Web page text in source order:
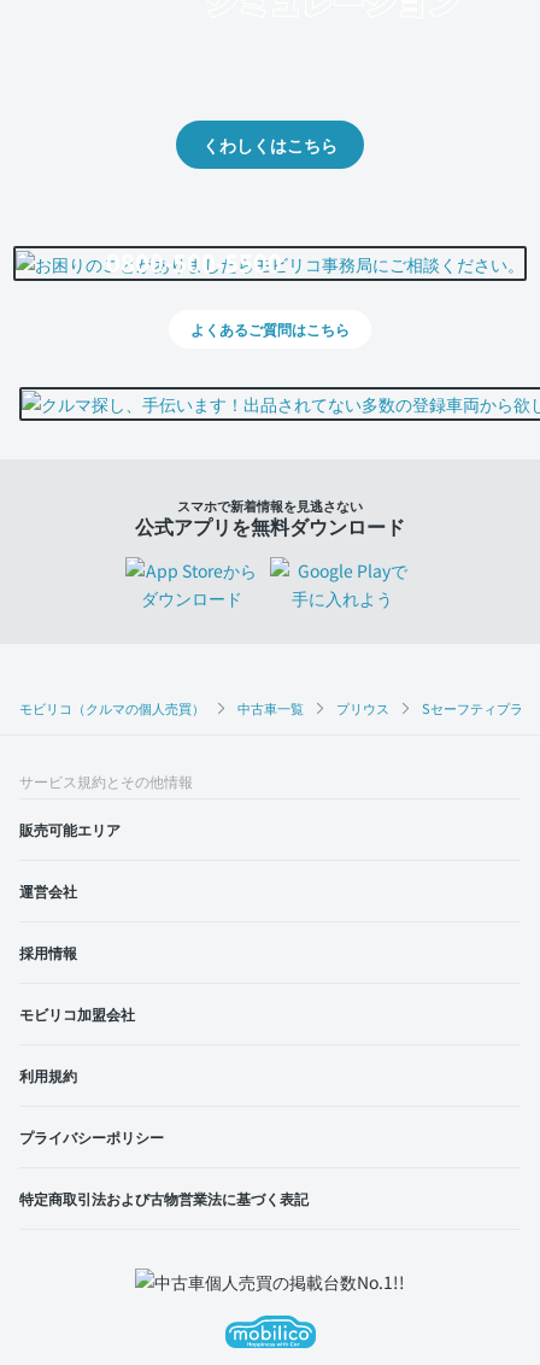
モビリコ（クルマの個人売買） 中古車一覧 プリウス Sセーフティプラス
くわしくはこちら
0800-500-5500
よくあるご質問はこちら
スマホで新着情報を見逃さない
公式アプリを無料ダウンロード
サービス規約とその他情報
販売可能エリア
運営会社
採用情報
モビリコ加盟会社
利用規約
プライバシーポリシー
特定商取引法および古物営業法に基づく表記